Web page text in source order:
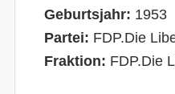
Geburtsjahr: 1953
Partei: FDP.Die
Fraktion: FDP.Die